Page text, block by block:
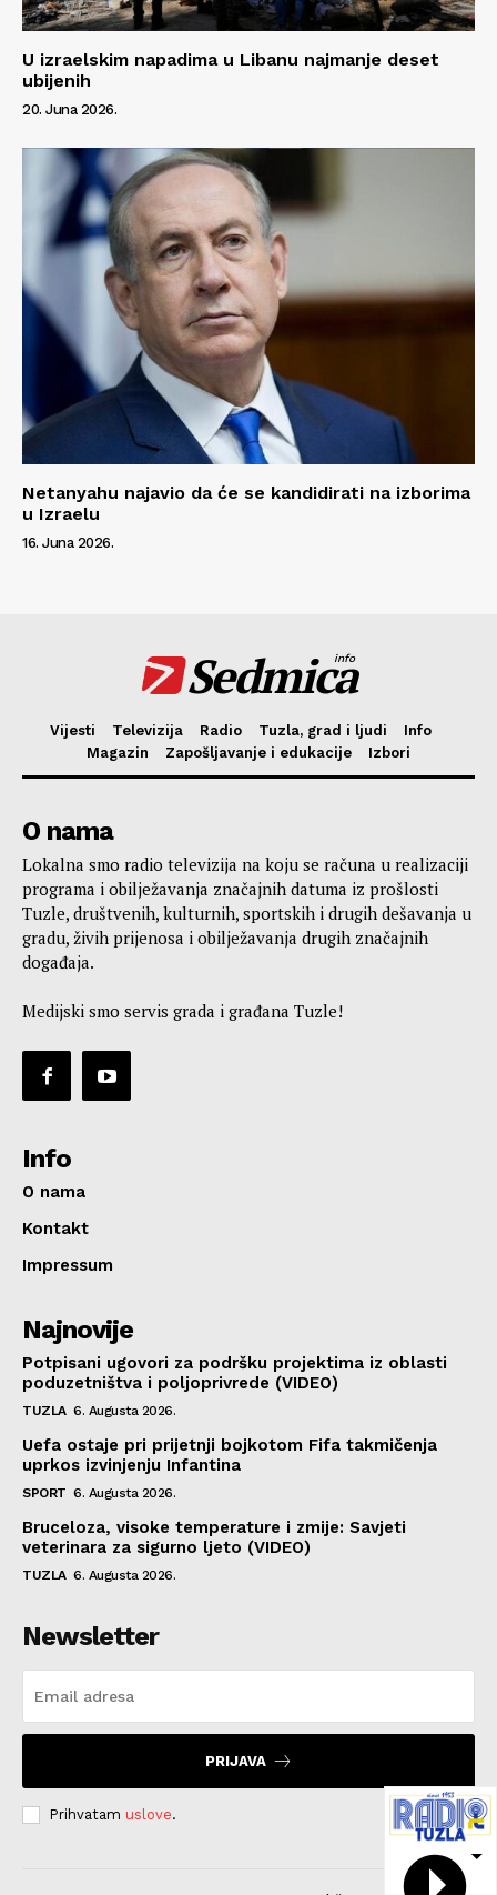
U izraelskim napadima u Libanu najmanje deset
ubijenih
20. Juna 2026.
Netanyahu najavio da će se kandidirati na izborima
u Izraelu
16. Juna 2026.
Sedmica
info
Vijesti Televizija Radio Tuzla, grad i ljudi
Info
Magazin
Zapošljavanje i edukacije Izbori
O nama
Lokalna smo radio televizija na koju se računa u realizaciji
programa i obilježavanja značajnih datuma iz prošlosti
Tuzle, društvenih, kulturnih, sportskih i drugih dešavanja u
gradu, živih prijenosa i obilježavanja drugih značajnih
događaja.
Medijski smo servis grada i građana Tuzle!
Info
O nama
Kontakt
Impressum
Najnovije
Potpisani ugovori za podršku projektima iz oblasti
poduzetništva i poljoprivrede (VIDEO)
TUZLA 6. Augusta 2026.
Uefa ostaje pri prijetnji bojkotom Fifa takmičenja
uprkos izvinjenju Infantina
SPORT 6. Augusta 2026.
Bruceloza, visoke temperature i zmije: Savjeti
veterinara za sigurno ljeto (VIDEO)
TUZLA 6. Augusta 2026.
Newsletter
PRIJAVA
Prihvatam uslove.